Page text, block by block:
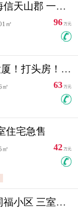
开发区级高中学 海信天山郡 一手合同没有税！ 送车位
㎡
96 万元
华电小区！恒达大厦！打头房！精装修！可低首付！随时看房！
㎡
63 万元
住宅急售
㎡
42 万元
福海路超低首付 同福小区 三室住宅急售